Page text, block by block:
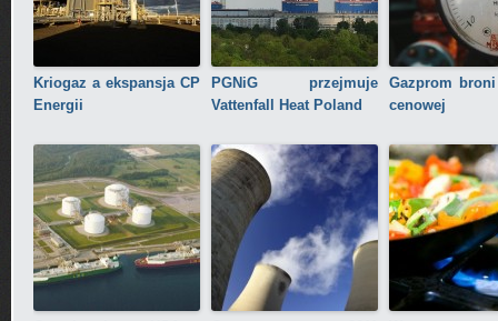
Kriogaz a ekspansja CP
Energii
PGNiG przejmuje
Vattenfall Heat Poland
Gazprom broni
cenowej